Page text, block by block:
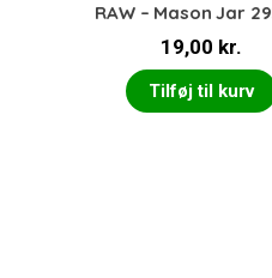
RAW – Mason Jar
19,00 kr.
Tilføj til kurv